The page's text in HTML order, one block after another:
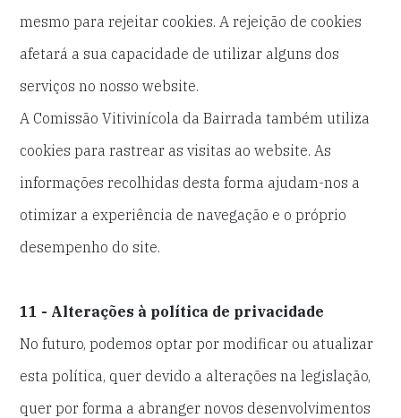
mesmo para rejeitar cookies. A rejeição de cookies
afetará a sua capacidade de utilizar alguns dos
serviços no nosso website.
A Comissão Vitivinícola da Bairrada também utiliza
cookies para rastrear as visitas ao website. As
informações recolhidas desta forma ajudam-nos a
otimizar a experiência de navegação e o próprio
desempenho do site.
11 - Alterações à política de privacidade
No futuro, podemos optar por modificar ou atualizar
esta política, quer devido a alterações na legislação,
quer por forma a abranger novos desenvolvimentos